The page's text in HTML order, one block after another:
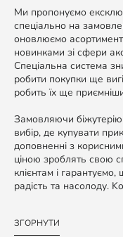
Ми пропонуємо
спеціально на
оновлюємо
новинками зі сфери
Спеціальна система
робити покупки ще
робить їх ще
Замовляючи
вибір, де купувати
доповненні з
ціною зроблять свою
клієнтам і
радість та насолоду.
ЗГОРНУТИ